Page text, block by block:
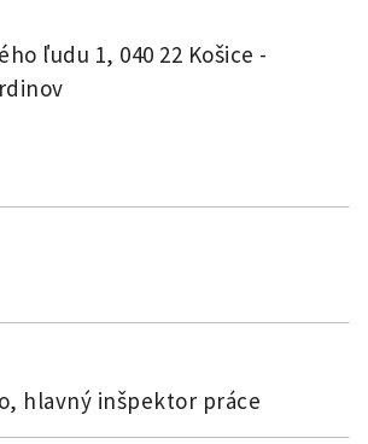
ľudu 1, 040 22 Košice -
hlavný inšpektor práce